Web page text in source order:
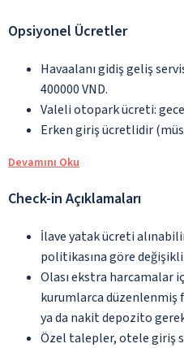
Opsiyonel Ücretler
Havaalanı gidiş geliş
400000 VND.
Valeli otopark ücreti:
Erken giriş ücretlidir
Devamını Oku
Check-in Açıklamaları
İlave yatak ücreti
politikasına göre
Olası ekstra harcamalar
kurumlarca düzenlenmiş
ya da nakit depozito
Özel talepler, otele giriş